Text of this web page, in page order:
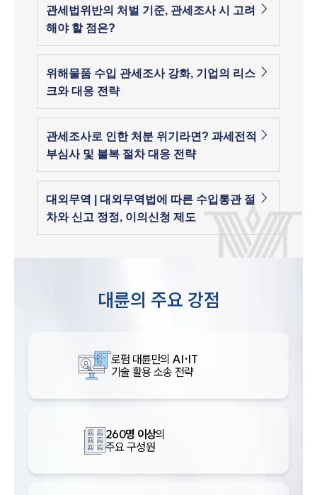
관세법위반의 처벌 기준, 관세조사 시 고려
해야 할 점은?
위해물품 수입 관세조사 강화, 기업의 리스
크와 대응 전략
관세조사로 인한 처분 위기라면? 과세전적
부심사 및 불복 절차 대응 전략
대외무역 | 대외무역법에 따른 수입통관 절
차와 신고 정정, 이의신청 제도
대륜의 주요 강점
로펌 대륜만의 AI·IT
기술 활용 소송 전략
260명 이상의
주요 구성원